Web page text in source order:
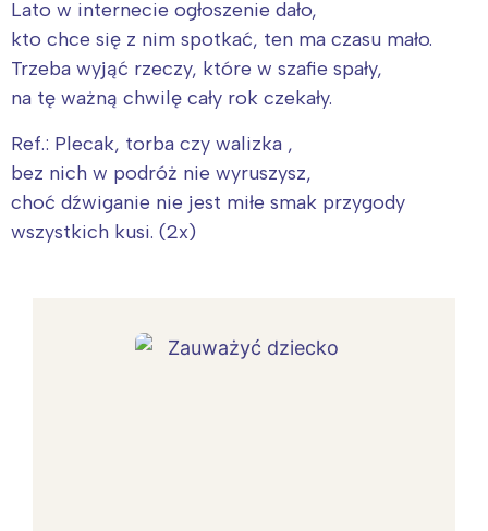
Lato w internecie ogłoszenie dało,
kto chce się z nim spotkać, ten ma czasu mało.
Trzeba wyjąć rzeczy, które w szafie spały,
na tę ważną chwilę cały rok czekały.
Ref.: Plecak, torba czy walizka ,
bez nich w podróż nie wyruszysz,
choć dźwiganie nie jest miłe smak przygody
wszystkich kusi. (2x)